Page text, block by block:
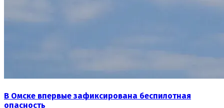
В Омске впервые зафиксирована беспилотная
опасность